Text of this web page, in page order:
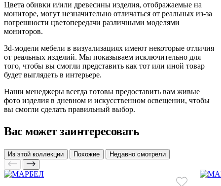
Цвета обивки и/или древесины изделия, отображаемые на
мониторе, могут незначительно отличаться от реальных из-за
погрешности цветопередачи различными моделями
мониторов.
3d-модели мебели в визуализациях имеют некоторые отличия
от реальных изделий. Мы показываем исключительно для
того, чтобы вы смогли представить как тот или иной товар
будет выглядеть в интерьере.
Наши менеджеры всегда готовы предоставить вам живые
фото изделия в дневном и искусственном освещении, чтобы
вы смогли сделать правильный выбор.
Вас может заинтересовать
Из этой коллекции Похожие Недавно смотрели